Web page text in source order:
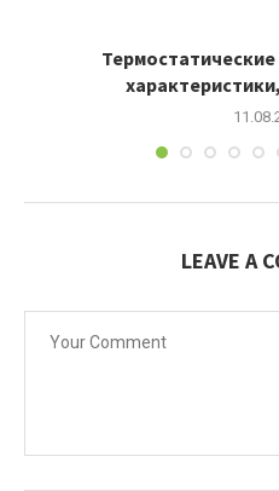
LEAVE A